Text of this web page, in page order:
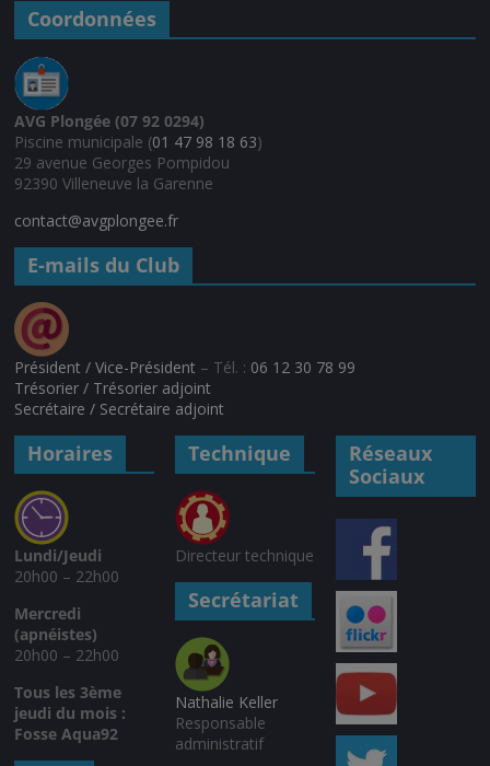
Coordonnées
AVG Plongée (07 92 0294)
Piscine municipale (01 47 98 18 63)
29 avenue Georges Pompidou
92390 Villeneuve la Garenne
contact@avgplongee.fr
E-mails du Club
Président / Vice-Président – Tél. : 06 12 30 78 99
Trésorier / Trésorier adjoint
Secrétaire / Secrétaire adjoint
Horaires
Lundi/Jeudi
20h00 – 22h00
Mercredi
(apnéistes)
20h00 – 22h00
Tous les 3ème
jeudi du mois :
Fosse Aqua92
Technique
Directeur technique
Secrétariat
Nathalie Keller
Responsable
administratif
Réseaux
Sociaux